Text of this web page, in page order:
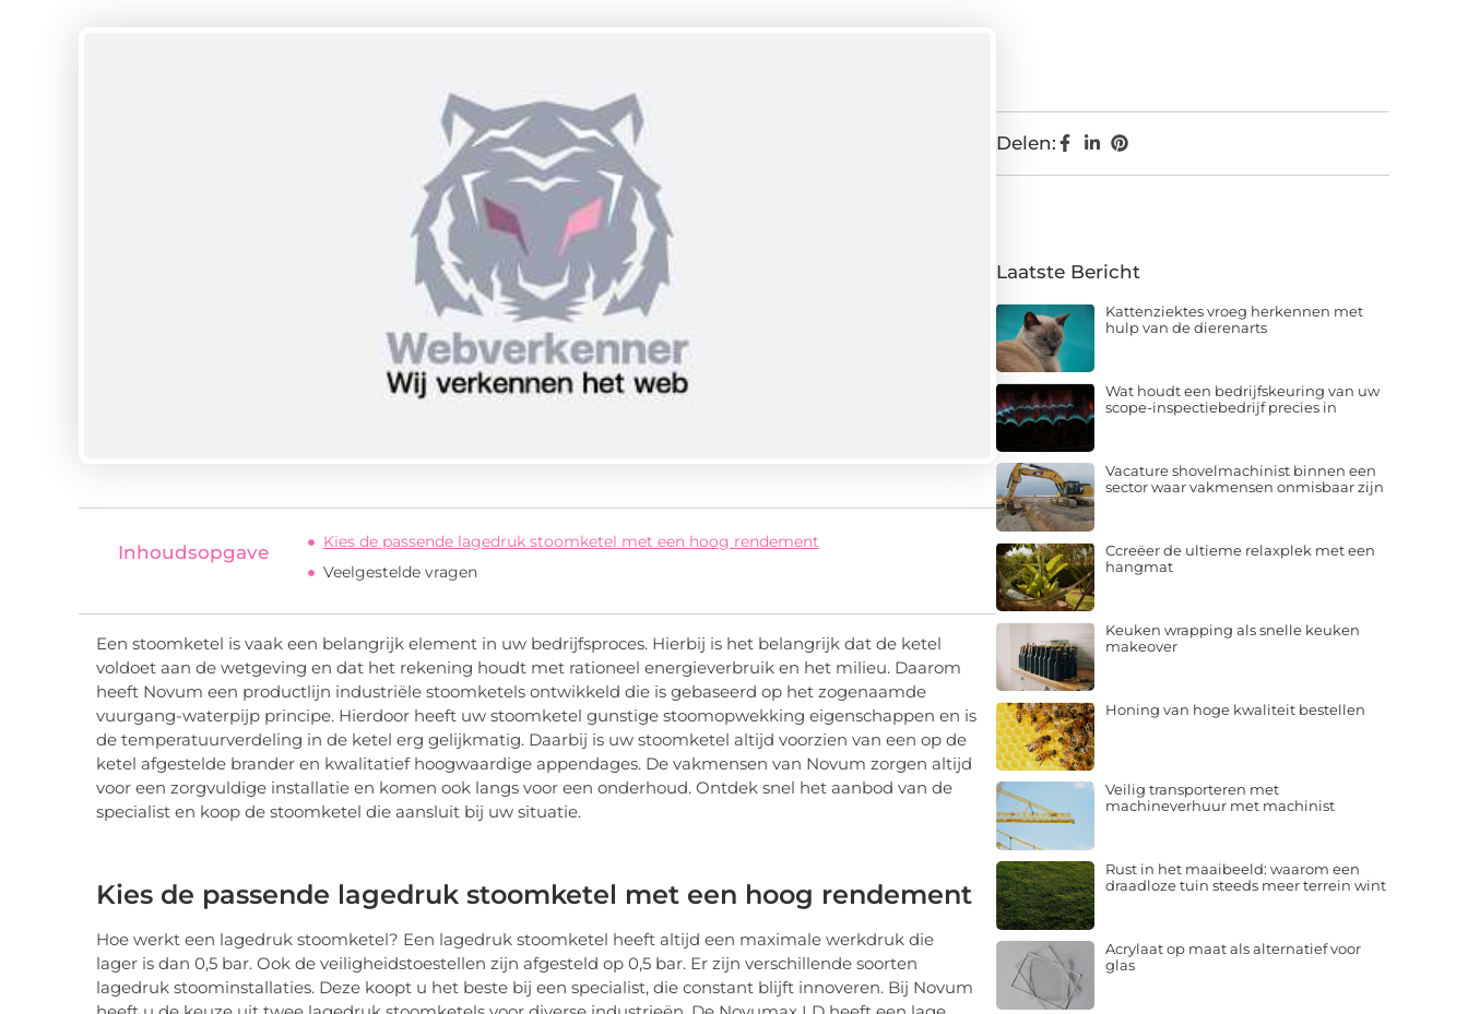
Inhoudsopgave
Kies de passende lagedruk stoomketel met een hoog rendement
Veelgestelde vragen
Een stoomketel is vaak een belangrijk element in uw bedrijfsproces. Hierbij is het belangrijk dat de ketel
voldoet aan de wetgeving en dat het rekening houdt met rationeel energieverbruik en het milieu. Daarom
heeft Novum een productlijn industriële stoomketels ontwikkeld die is gebaseerd op het zogenaamde
vuurgang-waterpijp principe. Hierdoor heeft uw stoomketel gunstige stoomopwekking eigenschappen en is
de temperatuurverdeling in de ketel erg gelijkmatig. Daarbij is uw stoomketel altijd voorzien van een op de
ketel afgestelde brander en kwalitatief hoogwaardige appendages. De vakmensen van Novum zorgen altijd
voor een zorgvuldige installatie en komen ook langs voor een onderhoud. Ontdek snel het aanbod van de
specialist en koop de stoomketel die aansluit bij uw situatie.
Kies de passende lagedruk stoomketel met een hoog rendement
Hoe werkt een lagedruk stoomketel? Een lagedruk stoomketel heeft altijd een maximale werkdruk die
lager is dan 0,5 bar. Ook de veiligheidstoestellen zijn afgesteld op 0,5 bar. Er zijn verschillende soorten
lagedruk stoominstallaties. Deze koopt u het beste bij een specialist, die constant blijft innoveren. Bij Novum
Delen:
Laatste Bericht
Kattenziektes vroeg herkennen met
hulp van de dierenarts
Wat houdt een bedrijfskeuring van uw
scope-inspectiebedrijf precies in
Vacature shovelmachinist binnen een
sector waar vakmensen onmisbaar zijn
Ccreëer de ultieme relaxplek met een
hangmat
Keuken wrapping als snelle keuken
makeover
Honing van hoge kwaliteit bestellen
Veilig transporteren met
machineverhuur met machinist
Rust in het maaibeeld: waarom een
draadloze tuin steeds meer terrein wint
Acrylaat op maat als alternatief voor
glas